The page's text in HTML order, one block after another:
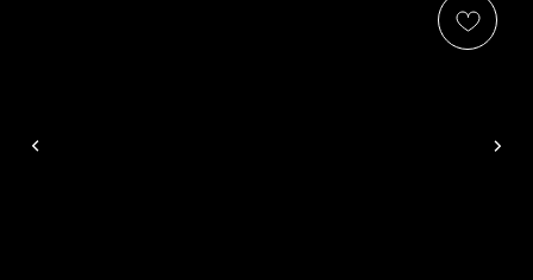
info@lafemmefatale.ru